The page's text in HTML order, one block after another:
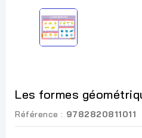
Les formes
Référence : 9782820811011